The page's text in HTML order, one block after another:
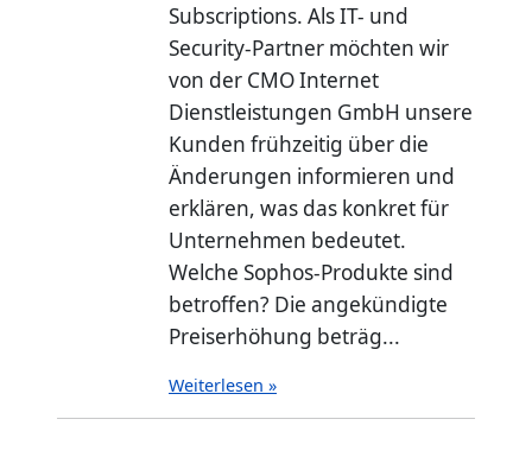
Subscriptions. Als IT- und
Security-Partner möchten wir
von der CMO Internet
Dienstleistungen GmbH unsere
Kunden frühzeitig über die
Änderungen informieren und
erklären, was das konkret für
Unternehmen bedeutet.
Welche Sophos-Produkte sind
betroffen? Die angekündigte
Preiserhöhung beträg...
Weiterlesen »